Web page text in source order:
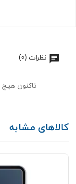
نظرات (0)
تاکنون هیچ
کالاهای مشابه